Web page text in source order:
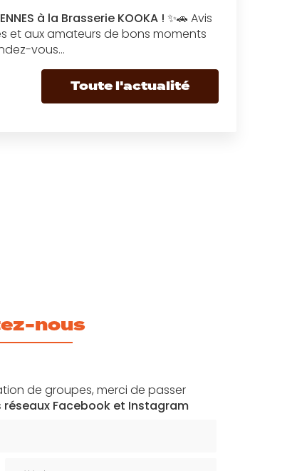
à la Brasserie KOOKA ! ✨🚗 Avis
et aux amateurs de bons moments
vous…
Toute l'actualité
nous
de groupes, merci de passer
Facebook et Instagram